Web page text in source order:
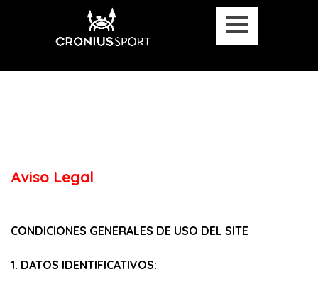
Aviso Legal
CONDICIONES GENERALES DE USO DEL SITE
1. DATOS IDENTIFICATIVOS: